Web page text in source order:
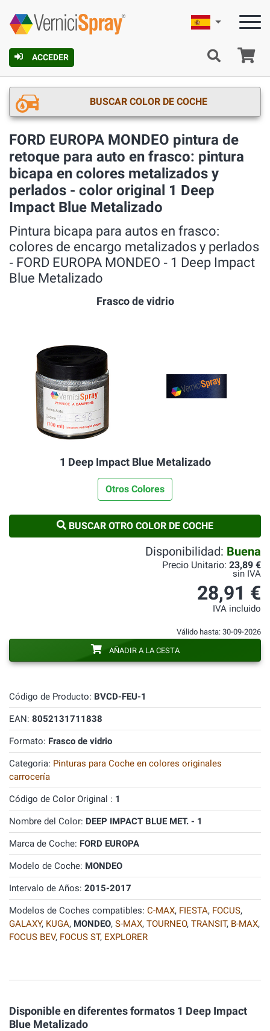
ACCEDER
Español
BUSCAR COLOR DE COCHE
FORD EUROPA MONDEO pintura de
retoque para auto en frasco: pintura
bicapa en colores metalizados y
perlados - color original 1 Deep
Impact Blue Metalizado
Pintura bicapa para autos en frasco:
colores de encargo metalizados y perlados
‐ FORD EUROPA MONDEO ‐ 1 Deep Impact
Blue Metalizado
Frasco de vidrio
1 Deep Impact Blue Metalizado
Otros Colores
BUSCAR OTRO COLOR DE COCHE
Código de Producto: BVCD-FEU-1
EAN: 8052131711838
Formato: Frasco de vidrio
Categoria: Pinturas para Coche en colores originales
carrocería
Código de Color Original : 1
Nombre del Color: DEEP IMPACT BLUE MET. - 1
Marca de Coche: FORD EUROPA
Modelo de Coche: MONDEO
Intervalo de Años: 2015-2017
Modelos de Coches compatibles: C-MAX, FIESTA, FOCUS,
GALAXY, KUGA, MONDEO, S-MAX, TOURNEO, TRANSIT, B-MAX,
FOCUS BEV, FOCUS ST, EXPLORER
Disponibilidad: Buena
Precio Unitario: 23,89 €
sin IVA
28,91 €
IVA incluido
Válido hasta: 30-09-2026
AÑADIR A LA CESTA
Disponible en diferentes formatos 1 Deep Impact
Blue Metalizado